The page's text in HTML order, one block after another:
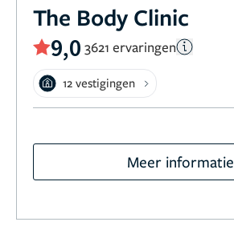
The Body Clinic
9,0 3621 ervaringen
12 vestigingen
Meer informatie